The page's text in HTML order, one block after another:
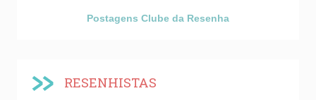
Postagens Clube da Resenha
RESENHISTAS